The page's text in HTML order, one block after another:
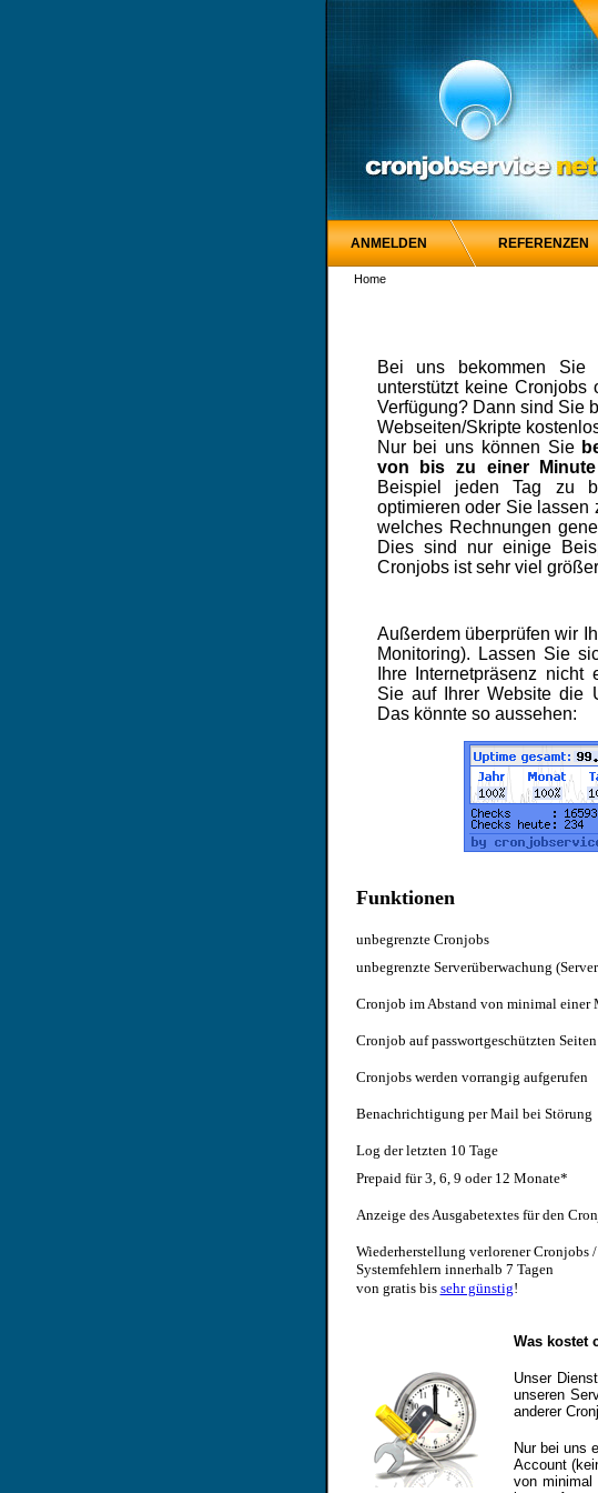
ANMELDEN REFERENZEN
Home
Bei uns bekommen Sie
unterstützt keine
Verfügung? Dann sind Sie
Webseiten/Skripte
Nur bei uns können Sie
von bis zu einer Minute
Beispiel jeden Tag zu
optimieren oder Sie lassen
welches Rechnungen
Dies sind nur einige
Cronjobs ist sehr viel
Außerdem überprüfen wir
Monitoring). Lassen Sie
Ihre Internetpräsenz
Sie auf Ihrer Website die
Das könnte so aussehen:
Funktionen
unbegrenzte Cronjobs
unbegrenzte Serverüberwachung
Cronjob im Abstand von minimal einer
Cronjob auf passwortgeschützten Seiten
Cronjobs werden vorrangig aufgerufen
Benachrichtigung per Mail bei Störung
Log der letzten 10 Tage
Prepaid für 3, 6, 9 oder 12 Monate*
Anzeige des Ausgabetextes für den
Wiederherstellung verlorener Cronjobs
Systemfehlern innerhalb 7 Tagen
von gratis bis sehr günstig!
Was kostet
Unser
unseren
anderer
Nur bei uns
Account
von